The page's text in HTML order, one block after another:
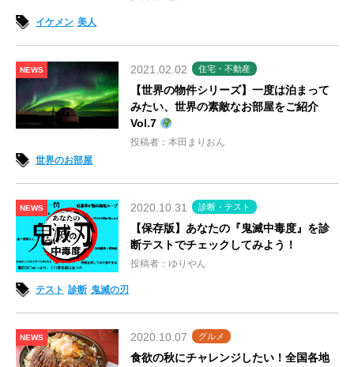
イケメン 美人
NEWS 2021.02.02 住宅・不動産
【世界の物件シリーズ】一度は泊まって
みたい、世界の素敵なお部屋をご紹介
Vol.7
投稿者：本田まりおん
世界のお部屋
NEWS 2020.10.31 診断・テスト
【保存版】あなたの『鬼滅中毒度』を診
断テストでチェックしてみよう！
投稿者：ゆりやん
テスト 診断 鬼滅の刃
NEWS 2020.10.07 グルメ
食欲の秋にチャレンジしたい！全国各地